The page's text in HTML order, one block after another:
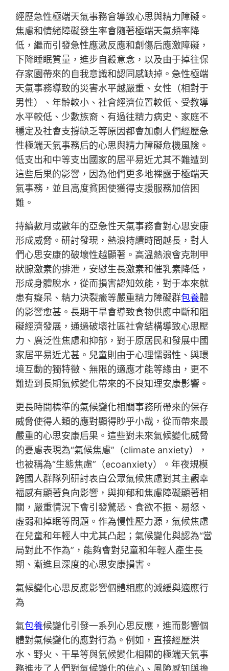
經歷急性極端天氣事務會導致心思與精力障礙。
焦慮和情緒障礙發生率會隨著極端天氣頻率降
低，繼而引發急性應激反應和創傷后應激障礙，
下降睡眠質量，進步自殺意念，以及由于掉往保
存家園帶來的自我意識和認同感缺掉。急性極端
天氣事務導致的災害水平越嚴重、女性（相對于
男性）、年齡較小、社會經濟位置較低、受教導
水平較低、少數族裔、有過往精力病史、家庭不
穩定及社會支撐缺乏等原因都會加劇人們經歷急
性極端天氣事務后的心思與精力障礙危機風險。
低支出和中等支出國家的居平易近尤其不難遭到
這些后果的影響，因為他們更多地裸露于極端天
氣事務，並且高度貧困使獲得支援服務加倍困
難。
持續數月或數年的亞急性天氣事務會對心思安康
形成威脅。研討發現，熱浪持續時間越長，對人
們心思安康的破壞性越顯著。高溫熱浪會克制甲
狀腺激素的排泄，安慰生長激素和催乳素降低，
形成身體脫水，從而損害認知效能，對于本來就
患有癡呆、精力決裂癥等嚴重精力障礙群包養體
的影響愈甚。長期干旱會導致食物供應中斷和阻
礙經濟發展，通過破壞社區社會結構導致心思壓
力、廣泛性焦慮和抑郁，對于原居民和發展中國
家居平易近尤甚。兒童則由于心理懦弱性、與環
境互動的獨特徵、無限的適應才能等緣由，更不
難遭到長期氣候變化帶來的不良知理安康影響。
更長時間標準的氣候變化相關事務所帶來的保存
威脅使得人類的應對顯得眇乎小哉，從而帶來最
嚴重的心思安康后果。這些對未來氣候變化威脅
的憂慮表現為“氣候焦慮”（climate anxiety），
也被稱為“生態焦慮”（ecoanxiety）。年夜規模
跨國人群隊列研討表白公眾氣候焦慮對其主觀幸
福感有顯著負向影響，與抑郁和焦慮障礙顯著相
關，嚴重情況下會引發驚恐、食欲不振、易怒、
虛弱和掉眠等問題。作為慢性壓力源，氣候焦慮
在兒童和年輕人中尤其凸起；氣候變化與認為“當
局對此不作為”，能夠會對兒童和年輕人產生長
期、漸進且深度的心思安康損害。
氣候變化心思反應影響個體相應的減緩與適應行
為
氣包養候變化引發一系列心思反應，進而影響個
體對氣候變化的應對行為。例如，直接經歷洪
水、野火、干旱等與氣候變化相關的極端天氣事